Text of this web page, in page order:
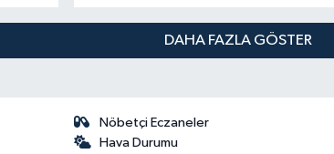
DAHA FAZLA GÖSTER
Nöbetçi Eczaneler
Hava Durumu